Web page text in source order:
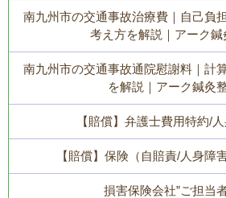
南九州市の交通事故治療費｜自己負
考え方を解説｜アーク鍼
南九州市の交通事故通院慰謝料｜計
を解説｜アーク鍼灸
【賠償】弁護士費用特約/
【賠償】保険（自賠責/人身障
損害保険会社”ご担当